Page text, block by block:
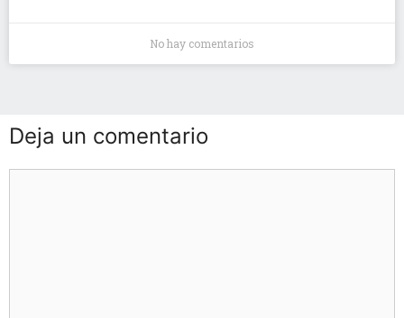
No hay comentarios
Deja un comentario